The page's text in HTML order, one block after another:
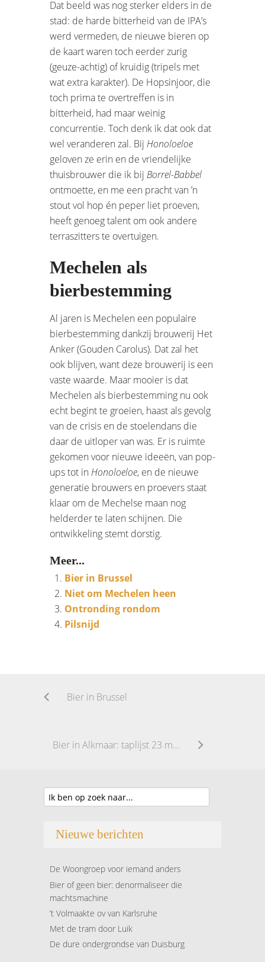
Dat beeld was nog sterker elders in de
stad: de harde bitterheid van de IPA’s
werd vermeden, de nieuwe bieren op
de kaart waren toch eerder zurig
(geuze-achtig) of kruidig (tripels met
wat extra karakter). De Hopsinjoor, die
toch prima te overtreffen is in
bitterheid, had maar weinig
concurrentie. Toch denk ik dat ook dat
wel veranderen zal. Bij Honoloeloe
geloven ze erin en de vriendelijke
thuisbrouwer die ik bij Borrel-Babbel
ontmoette, en me een pracht van ’n
stout vol hop én peper liet proeven,
heeft genoeg talent om ook andere
terraszitters te overtuigen.
Mechelen als
bierbestemming
Al jaren is Mechelen een populaire
bierbestemming dankzij brouwerij Het
Anker (Gouden Carolus). Dat zal het
ook blijven, want deze brouwerij is een
vaste waarde. Maar mooier is dat
Mechelen als bierbestemming nu ook
echt begint te groeien, haast als gevolg
van de crisis en de stoelendans die
daar de uitloper van was. Er is ruimte
gekomen voor nieuwe ideeën, van pop-
ups tot in Honoloeloe, en de nieuwe
generatie brouwers en proevers staat
klaar om de Mechelse maan nog
helderder te laten schijnen. Die
ontwikkeling stemt dorstig.
Meer...
Bier in Brussel
Niet om Mechelen heen
Ontronding rondom
Pilsnijd
Bier in Brussel
Bier in Alkmaar: taplijst 23 mei 2016
Nieuwe berichten
De Woongroep voor iemand anders
Bier of geen bier: denormaliseer die
machtsmachine
’t Volmaakte ov van Karlsruhe
Met de tram door Luik
De dure ondergrondse van Duisburg